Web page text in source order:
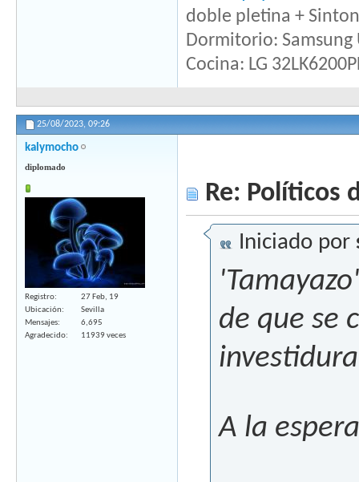
doble pletina +
Dormitorio: Samsung
Cocina: LG
25/08/2023, 09:26
kalymocho
diplomado
Registro
27 Feb, 19
Ubicación
Sevilla
Mensajes
6,695
Agradecido
11939 veces
Re: Políticos
Iniciado por
de que se
A la